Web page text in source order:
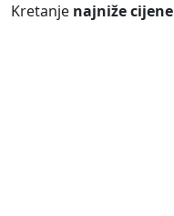
Kretanje najniže cijene